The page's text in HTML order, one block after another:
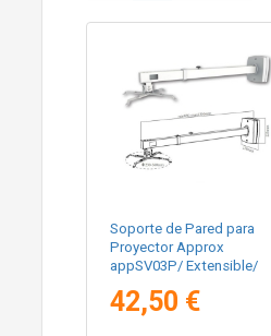
Soporte de Pared para
Proyector Approx
appSV03P/ Extensible/
42,50 €